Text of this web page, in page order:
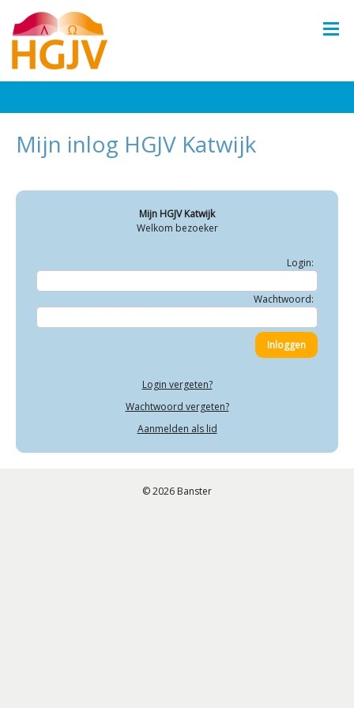
Mijn inlog HGJV Katwijk
Mijn HGJV Katwijk
Welkom bezoeker
Login:
Wachtwoord:
Login vergeten?
Wachtwoord vergeten?
Aanmelden als lid
© 2026 Banster